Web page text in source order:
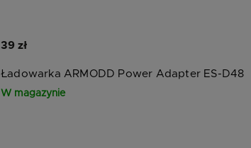
Ładowarka ARMODD Power Adapter ES-D48
W magazynie
39 zł